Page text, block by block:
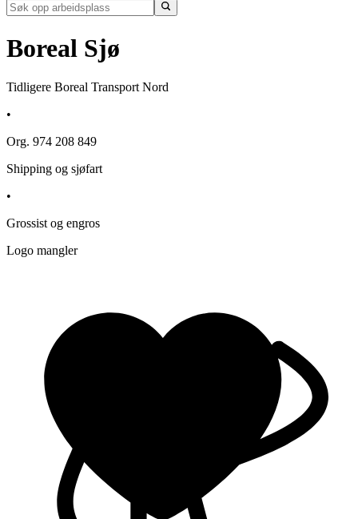
Boreal Sjø
Tidligere Boreal Transport Nord
•
Org. 974 208 849
Shipping og sjøfart
•
Grossist og engros
Logo mangler